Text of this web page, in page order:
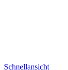
Schnellansicht